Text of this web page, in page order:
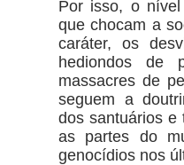
Por isso, o nível
que chocam a
caráter, os
hediondos de
massacres de
seguem a
dos santuários e
as partes do
genocídios nos